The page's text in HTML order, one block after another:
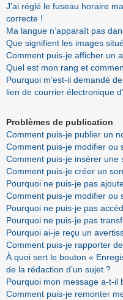
J’ai réglé le fuseau horaire
correcte !
Ma langue n’apparaît pas
Que signifient les images
Comment puis-je afficher un
Quel est mon rang et
Pourquoi m’est-il demandé
lien de courrier électronique
Problèmes de publication
Comment puis-je publier un
Comment puis-je modifier ou
Comment puis-je insérer une
Comment puis-je créer un
Pourquoi ne puis-je pas
Comment puis-je modifier ou
Pourquoi ne puis-je pas
Pourquoi ne puis-je pas
Pourquoi ai-je reçu un
Comment puis-je rapporter
À quoi sert le bouton «
de la rédaction d’un sujet ?
Pourquoi mon message a-t-il
Comment puis-je remonter